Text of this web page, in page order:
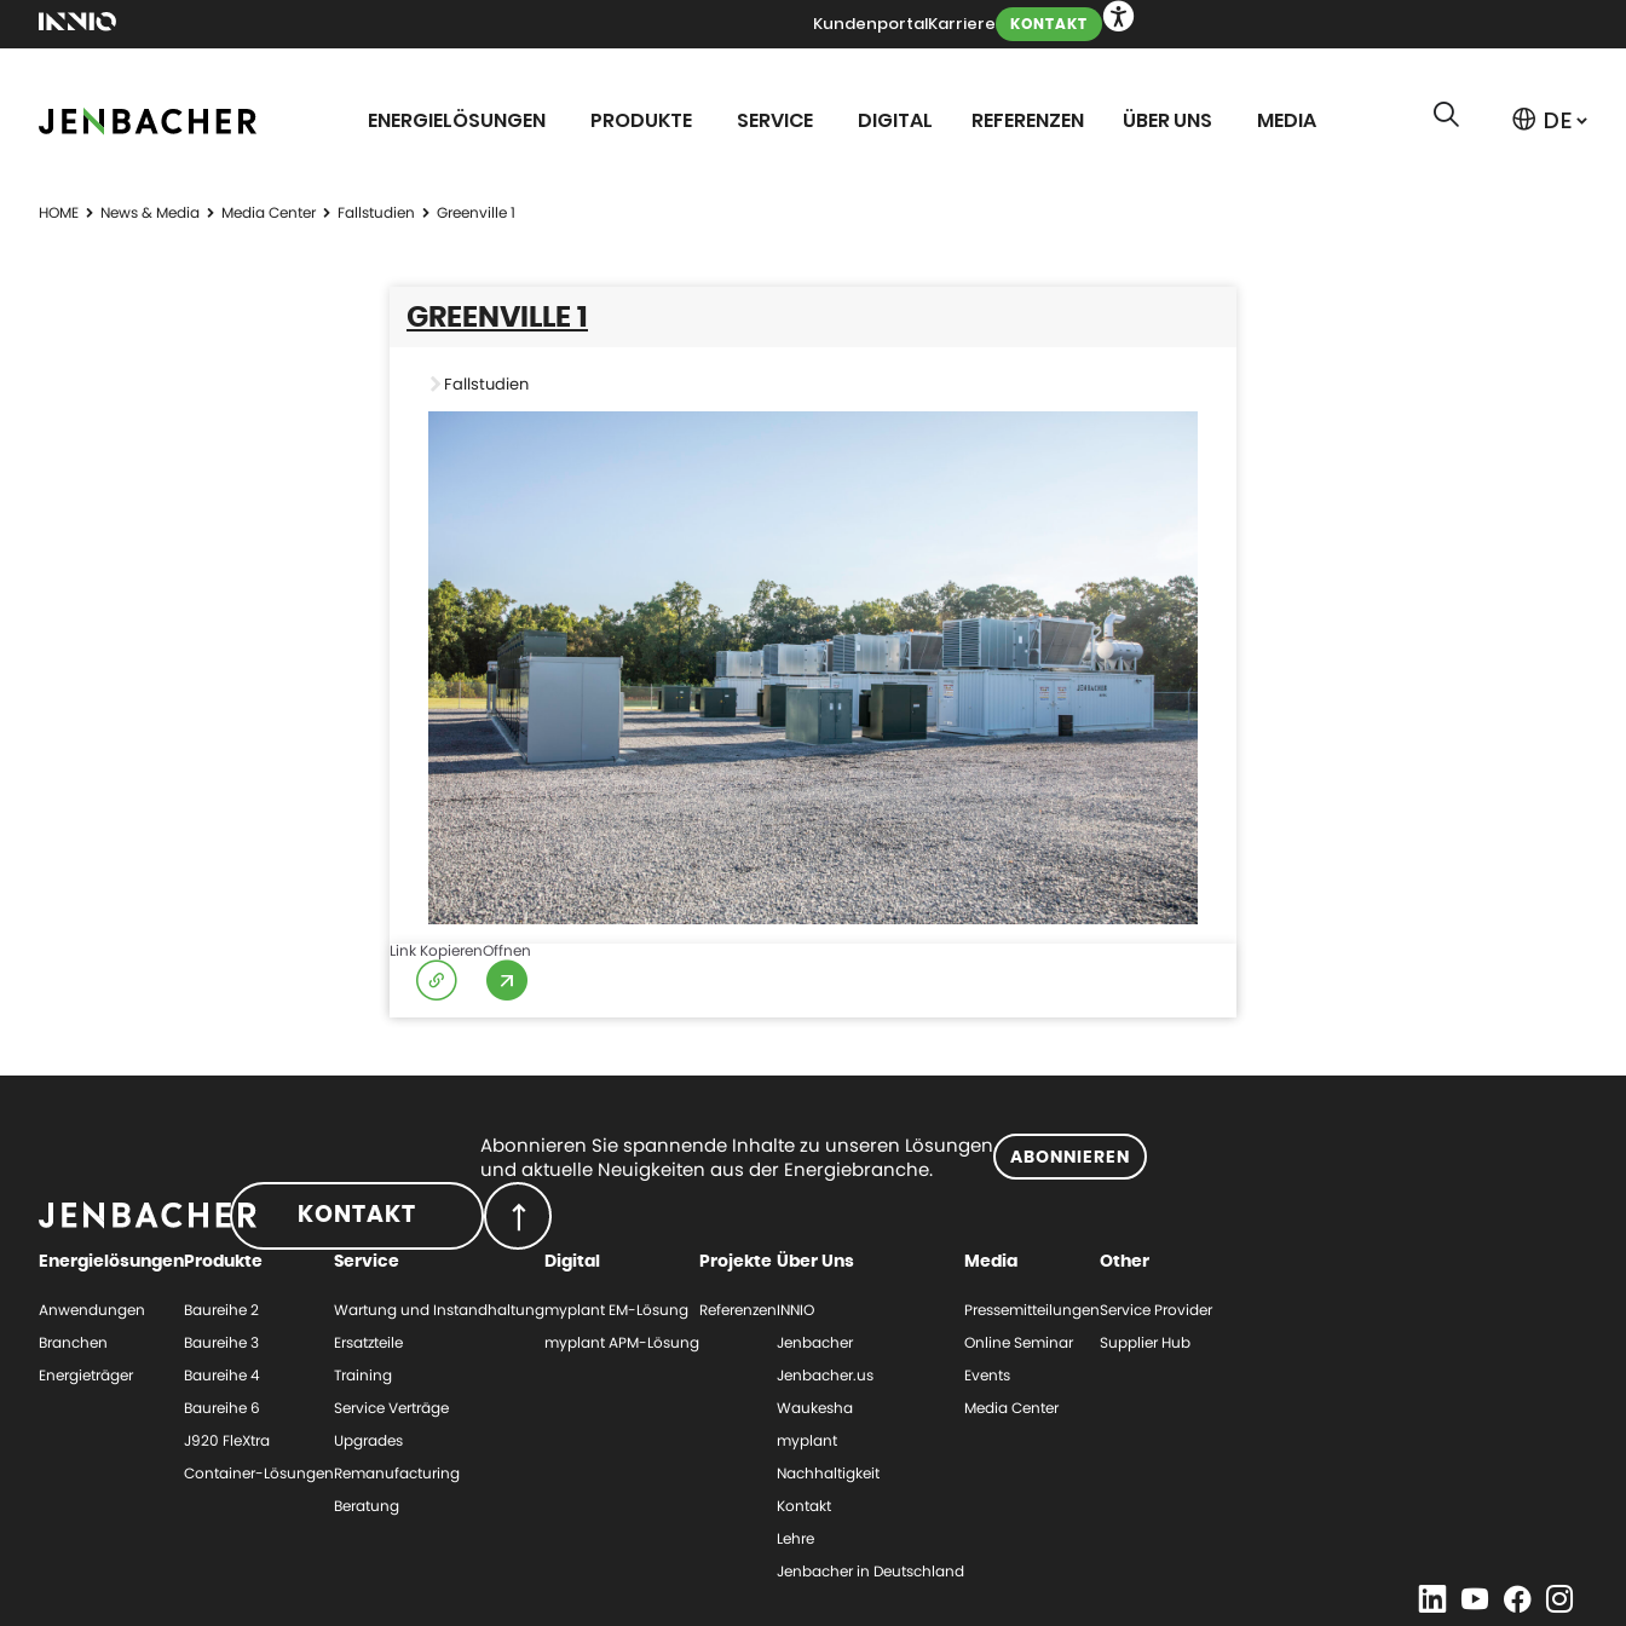
KundenportalKarriere KONTAKT
ENERGIELÖSUNGEN PRODUKTE SERVICE DIGITAL REFERENZEN ÜBER UNS MEDIA
HOME News & Media Media Center Fallstudien Greenville 1
GREENVILLE 1
Fallstudien
Link KopierenOffnen
Abonnieren Sie spannende Inhalte zu unseren Lösungen
und aktuelle Neuigkeiten aus der Energiebranche.
ABONNIEREN
KONTAKT
Energielösungen
Anwendungen
Branchen
Energieträger
Produkte
Baureihe 2
Baureihe 3
Baureihe 4
Baureihe 6
J920 FleXtra
Container-Lösungen
Service
Wartung und Instandhaltung
Ersatzteile
Training
Service Verträge
Upgrades
Remanufacturing
Beratung
Digital
myplant EM-Lösung
myplant APM-Lösung
Projekte
Referenzen
Über Uns
INNIO
Jenbacher
Jenbacher.us
Waukesha
myplant
Nachhaltigkeit
Kontakt
Lehre
Jenbacher in Deutschland
Media
Pressemitteilungen
Online Seminar
Events
Media Center
Other
Service Provider
Supplier Hub